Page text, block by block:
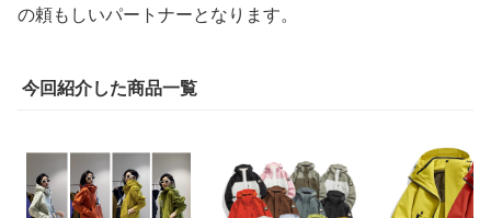
の頼もしいパートナーとなります。
今回紹介した商品一覧